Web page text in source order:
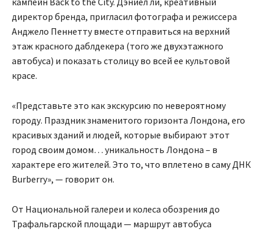
директор бренда, пригласил фотографа и режиссера
Анджело Пеннетту вместе отправиться на верхний
этаж красного даблдекера (того же двухэтажного
автобуса) и показать столицу во всей ее культовой
красе.
«Представьте это как экскурсию по невероятному
городу. Праздник знаменитого горизонта Лондона, его
красивых зданий и людей, которые выбирают этот
город своим домом… уникальность Лондона – в
характере его жителей. Это то, что вплетено в саму ДНК
Burberry», — говорит он.
От Национальной галереи и колеса обозрения до
Трафальгарской площади — маршрут автобуса